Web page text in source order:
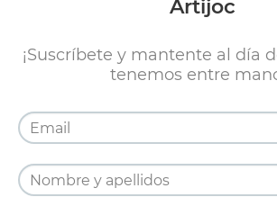
Artijoc
¡Suscríbete y mantente al día
tenemos entre